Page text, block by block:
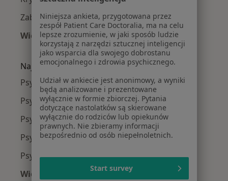
Zaburzenia emocjonalne w Wrocławiu
Więcej (15)
Więcej w kategorii: Najczęście leczone
Najpopularniejsze ubezpieczenia
Psycholodzy z Allianz w Wrocławiu
Psycholodzy z NFZ w Wrocławiu
Psycholodzy z Medicover w Wrocławiu
Psycholodzy z INTER Polska w Wrocławiu
Psycholodzy z Compensa w Wrocławiu
Więcej (3)
Niniejsza ankieta, przygotowana przez
zespół Patient Care Doctoralia, ma na celu
lepsze zrozumienie, w jaki sposób ludzie
korzystają z narzędzi sztucznej inteligencji
jako wsparcia dla swojego dobrostanu
emocjonalnego i zdrowia psychicznego.
Udział w ankiecie jest anonimowy, a wyniki
będą analizowane i prezentowane
wyłącznie w formie zbiorczej. Pytania
dotyczące nastolatków są skierowane
wyłącznie do rodziców lub opiekunów
prawnych. Nie zbieramy informacji
bezpośrednio od osób niepełnoletnich.
Start survey